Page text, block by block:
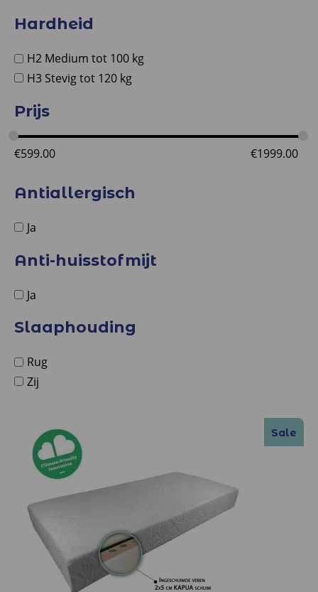
Hardheid
H2 Medium tot 100 kg
H3 Stevig tot 120 kg
Prijs
€599.00 €1999.00
Antiallergisch
Ja
Anti-huisstofmijt
Ja
Slaaphouding
Rug
Zij
Sale